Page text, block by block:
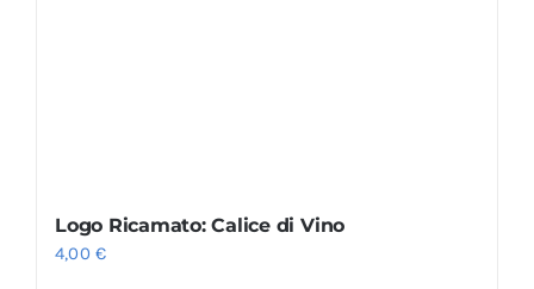
Logo Ricamato: Calice di Vino
4,00€